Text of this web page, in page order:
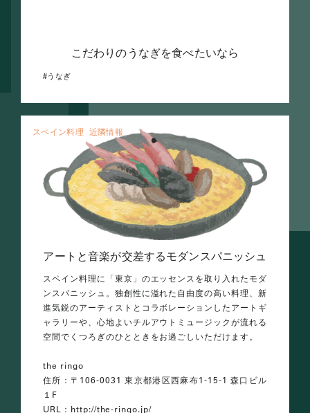
こだわりのうなぎを食べたいなら
うなぎ
スペイン料理 近隣情報
アートと音楽が交差するモダンスパニッシュ
スペイン料理に「東京」のエッセンスを取り入れたモダ
ンスパニッシュ。独創性に溢れた自由度の高い料理、新
進気鋭のアーティストとコラボレーションしたアートギ
ャラリーや、心地よいチルアウトミュージックが流れる
空間でくつろぎのひとときをお過ごしいただけます。
the ringo
住所：〒106-0031 東京都港区西麻布1-15-1 森口ビル
１F
URL：http://the-ringo.jp/